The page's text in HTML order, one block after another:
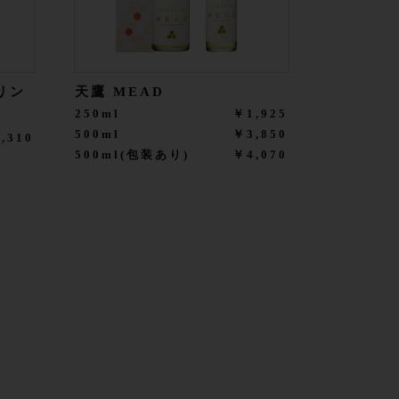
ン 天鷹 MEAD
250ml
￥1,925
500ml
￥3,850
500ml(包装あり)
￥4,070